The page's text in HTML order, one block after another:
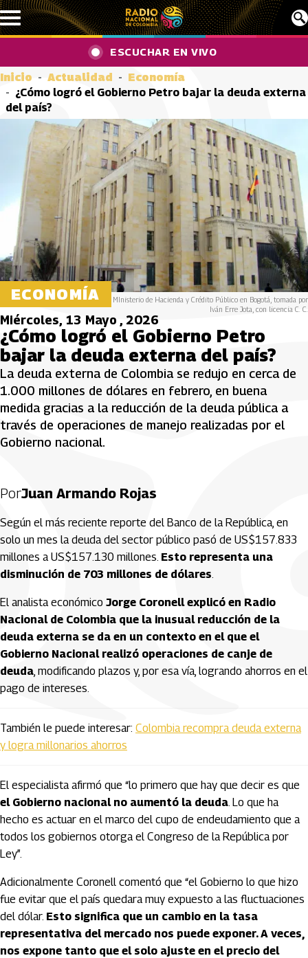
Pasar al contenido principal
ESCUCHAR EN VIVO
Inicio Actualidad
Economía
¿Cómo logró el Gobierno Petro bajar la deuda externa
del país?
ECONOMÍA
MInisterio de Hacienda y Crédito Público en Bogotá, tomada por
Iván Erre Jota, con licencia C. C.
Miércoles, 13 Mayo , 2026
¿Cómo logró el Gobierno Petro
bajar la deuda externa del país?
La deuda externa de Colombia se redujo en cerca de
1.000 millones de dólares en febrero, en buena
medida gracias a la reducción de la deuda pública a
través de operaciones de manejo realizadas por el
Gobierno nacional.
PorJuan Armando Rojas
Según el más reciente reporte del Banco de la República, en
solo un mes la deuda del sector público pasó de US$157.833
millones a US$157.130 millones. Esto representa una
disminución de 703 millones de dólares.
El analista económico Jorge Coronell explicó en Radio
Nacional de Colombia que la inusual reducción de la
deuda externa se da en un contexto en el que el
Gobierno Nacional realizó operaciones de canje de
deuda, modificando plazos y, por esa vía, logrando ahorros en el
pago de intereses.
También le puede interesar: Colombia recompra deuda externa
y logra millonarios ahorros
El especialista afirmó que “lo primero que hay que decir es que
el Gobierno nacional no aumentó la deuda. Lo que ha
hecho es actuar en el marco del cupo de endeudamiento que a
todos los gobiernos otorga el Congreso de la República por
Ley”.
Adicionalmente Coronell comentó que “el Gobierno lo que hizo
fue evitar que el país quedara muy expuesto a las fluctuaciones
del dólar. Esto significa que un cambio en la tasa
representativa del mercado nos puede exponer. A veces,
nos expone tanto que el solo ajuste en el precio del